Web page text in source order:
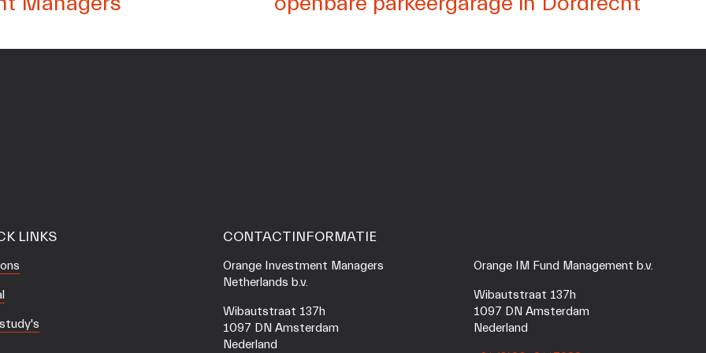
e
LINKS CONTACTINFORMATIE
Orange Investment Managers
Netherlands b.v.
Wibautstraat 137h
1097 DN Amsterdam
Nederland
Orange IM Fund Management b.v.
Wibautstraat 137h
1097 DN Amsterdam
Nederland